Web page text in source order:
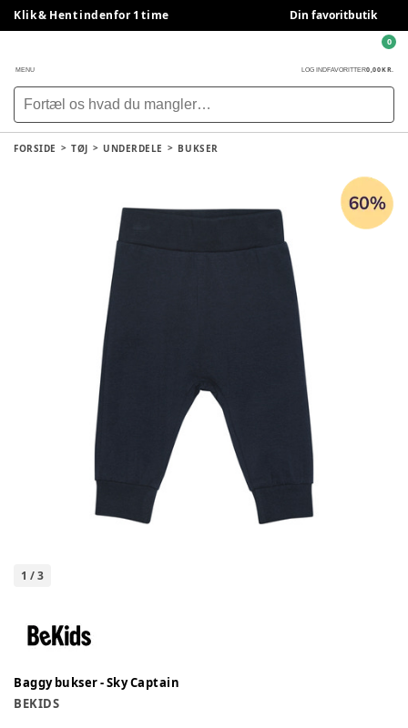
Klik & Hent indenfor 1 time Din favoritbutik
MENU LOG INDFAVORITTER0,00 KR.
0
FORSIDE TØJ UNDERDELE BUKSER
1 /3
Baggy bukser - Sky Captain
BEKIDS